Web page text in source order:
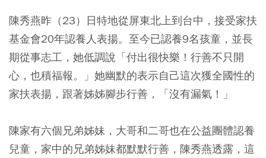
陳秀燕昨（23）日特地從屏東北上到台中，接受家扶
基金會20年認養人表揚。至今已認養9名孩童，並長
期從事志工，她低調說「付出很快樂！行善不只開
心，也積福報。」她幽默的表示自己這次獲全國性的
家扶表揚，跟著姊姊腳步行善，「沒有漏氣！」
陳家有六個兄弟姊妹，大哥和二哥也在公益團體認養
兒童，家中的兄弟姊妹都默默行善，陳秀燕透露，這